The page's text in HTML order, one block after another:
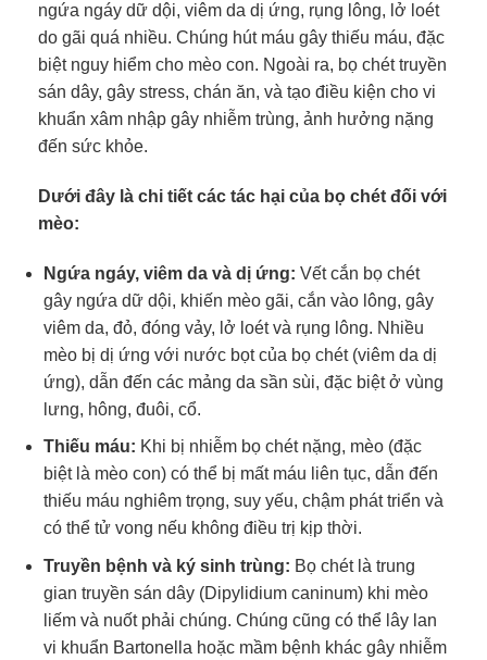
ngứa ngáy dữ dội, viêm da dị ứng, rụng lông, lở loét
do gãi quá nhiều. Chúng hút máu gây thiếu máu, đặc
biệt nguy hiểm cho mèo con. Ngoài ra, bọ chét truyền
sán dây, gây stress, chán ăn, và tạo điều kiện cho vi
khuẩn xâm nhập gây nhiễm trùng, ảnh hưởng nặng
đến sức khỏe.
Dưới đây là chi tiết các tác hại của bọ chét đối với
mèo:
Ngứa ngáy, viêm da và dị ứng: Vết cắn bọ chét
gây ngứa dữ dội, khiến mèo gãi, cắn vào lông, gây
viêm da, đỏ, đóng vảy, lở loét và rụng lông. Nhiều
mèo bị dị ứng với nước bọt của bọ chét (viêm da dị
ứng), dẫn đến các mảng da sần sùi, đặc biệt ở vùng
lưng, hông, đuôi, cổ.
Thiếu máu: Khi bị nhiễm bọ chét nặng, mèo (đặc
biệt là mèo con) có thể bị mất máu liên tục, dẫn đến
thiếu máu nghiêm trọng, suy yếu, chậm phát triển và
có thể tử vong nếu không điều trị kịp thời.
Truyền bệnh và ký sinh trùng: Bọ chét là trung
gian truyền sán dây (Dipylidium caninum) khi mèo
liếm và nuốt phải chúng. Chúng cũng có thể lây lan
vi khuẩn Bartonella hoặc mầm bệnh khác gây nhiễm